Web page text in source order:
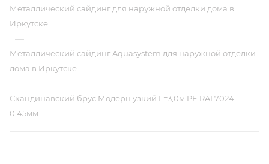
Металлический сайдинг для наружной отделки дома в
Иркутске
—
Металлический сайдинг Aquasystem для наружной отделки
дома в Иркутске
—
Скандинавский брус Модерн узкий L=3,0м PE RAL7024
0,45мм